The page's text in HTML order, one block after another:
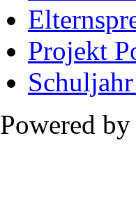
Projekt
Powered by